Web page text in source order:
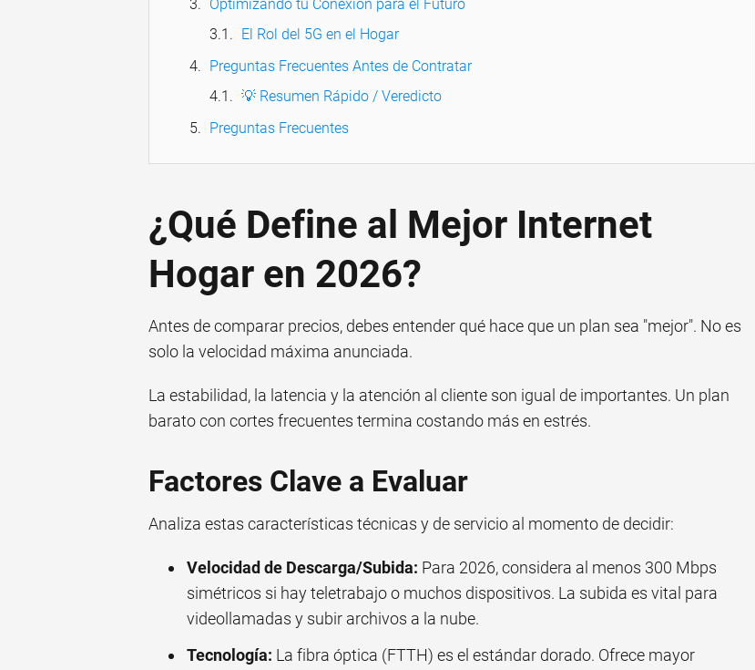
Optimizando tu Conexión para el Futuro
El Rol del 5G en el Hogar
Preguntas Frecuentes Antes de Contratar
💡 Resumen Rápido / Veredicto
Preguntas Frecuentes
¿Qué Define al Mejor Internet
Hogar en 2026?
Antes de comparar precios, debes entender qué hace que un plan sea "mejor". No es
solo la velocidad máxima anunciada.
La estabilidad, la latencia y la atención al cliente son igual de importantes. Un plan
barato con cortes frecuentes termina costando más en estrés.
Factores Clave a Evaluar
Analiza estas características técnicas y de servicio al momento de decidir:
Velocidad de Descarga/Subida: Para 2026, considera al menos 300 Mbps
simétricos si hay teletrabajo o muchos dispositivos. La subida es vital para
videollamadas y subir archivos a la nube.
Tecnología: La fibra óptica (FTTH) es el estándar dorado. Ofrece mayor